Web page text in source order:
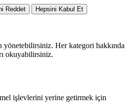
Reddet Hepsini Kabul Et
yönetebilirsiniz. Her kategori hakkında
okuyabilirsiniz.
işlevlerini yerine getirmek için